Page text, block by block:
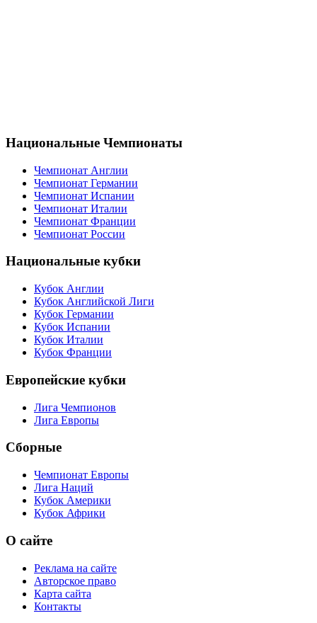
Национальные Чемпионаты
Чемпионат Англии
Чемпионат Германии
Чемпионат Испании
Чемпионат Италии
Чемпионат Франции
Чемпионат России
Национальные кубки
Кубок Англии
Кубок Английской Лиги
Кубок Германии
Кубок Испании
Кубок Италии
Кубок Франции
Европейские кубки
Лига Чемпионов
Лига Европы
Сборные
Чемпионат Европы
Лига Наций
Кубок Америки
Кубок Африки
О сайте
Реклама на сайте
Авторское право
Карта сайта
Контакты